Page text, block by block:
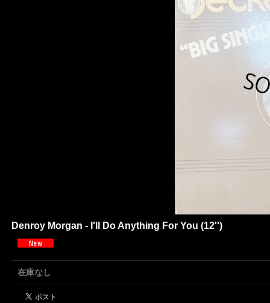
Denroy Morgan - I'll Do Anything For You (12'')
在庫なし